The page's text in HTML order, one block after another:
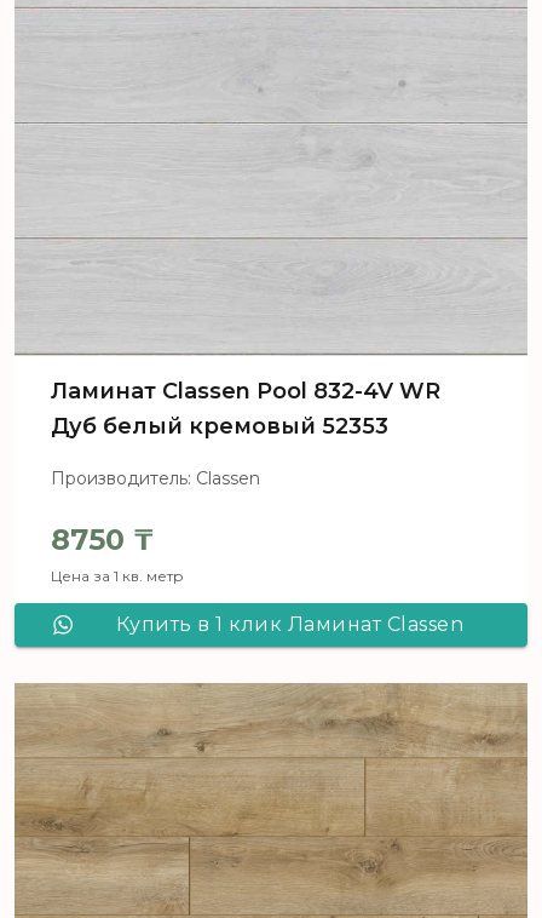
Ламинат Сlassen Pool 832-4V WR
Дуб белый кремовый 52353
Производитель: Classen
8750 ₸
Цена за 1 кв. метр
Купить в 1 клик Ламинат Сlassen
кремовый 52353